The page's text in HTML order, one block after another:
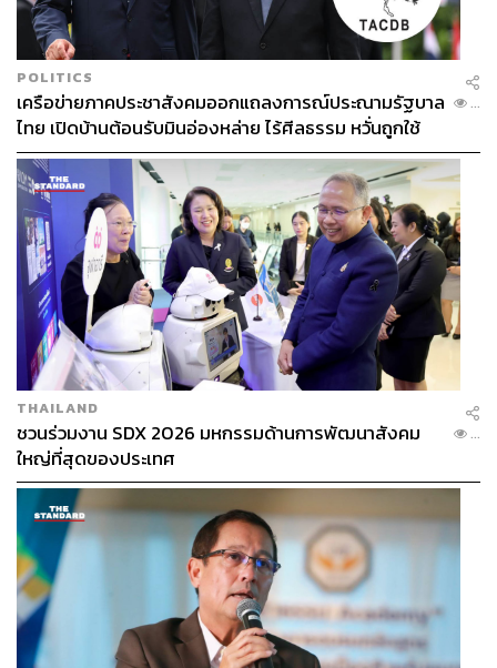
POLITICS
เครือข่ายภาคประชาสังคมออกแถลงการณ์ประณามรัฐบาล
ไทย เปิดบ้านต้อนรับมินอ่องหล่าย ไร้ศีลธรรม หวั่นถูกใช้
เป็นเครื่องมือกดขี่ชาวเมียนมา
...
THAILAND
ชวนร่วมงาน SDX 2026 มหกรรมด้านการพัฒนาสังคม
ใหญ่ที่สุดของประเทศ
...